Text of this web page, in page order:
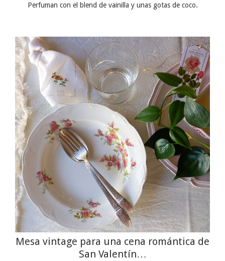
Perfuman con el blend de vainilla y unas gotas de coco.
Mesa vintage para una cena romántica de
San Valentín…